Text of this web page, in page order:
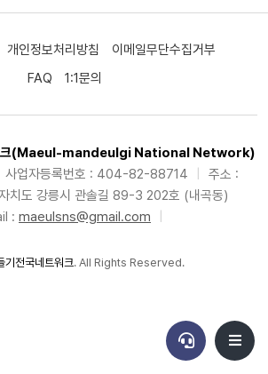
개인정보처리방침
이메일무단수집거부
FAQ
1:1문의
워크(Maeul-mandeulgi National Network)
사업자등록번호 : 404-82-88714
주소 :
치도 강릉시 관솔길 89-3 202호 (내곡동)
: maeulsns@gmail.com
기전국네트워크. All Rights Reserved.